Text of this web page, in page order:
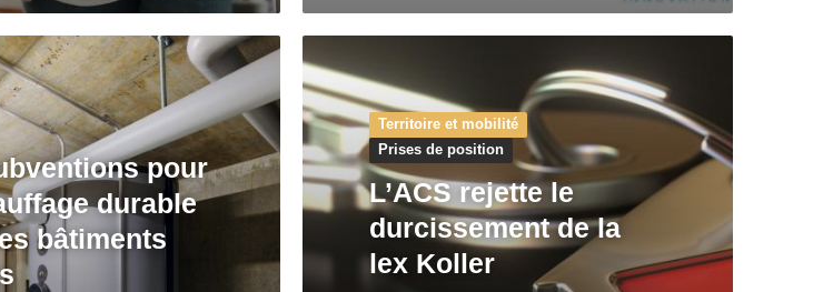
pour
durable
bâtiments
Territoire et mobilité
Prises de position
L’ACS rejette le
durcissement de la
lex Koller